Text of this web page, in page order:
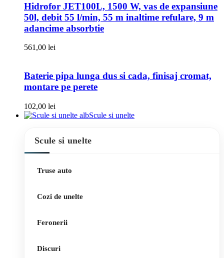
Hidrofor JET100L, 1500 W, vas de expansiune
50l, debit 55 l/min, 55 m inaltime refulare, 9 m
adancime absorbtie
561,00 lei
Baterie pipa lunga dus si cada, finisaj cromat,
montare pe perete
102,00 lei
Scule si unelte
Scule si unelte
Truse auto
Cozi de unelte
Feronerii
Discuri